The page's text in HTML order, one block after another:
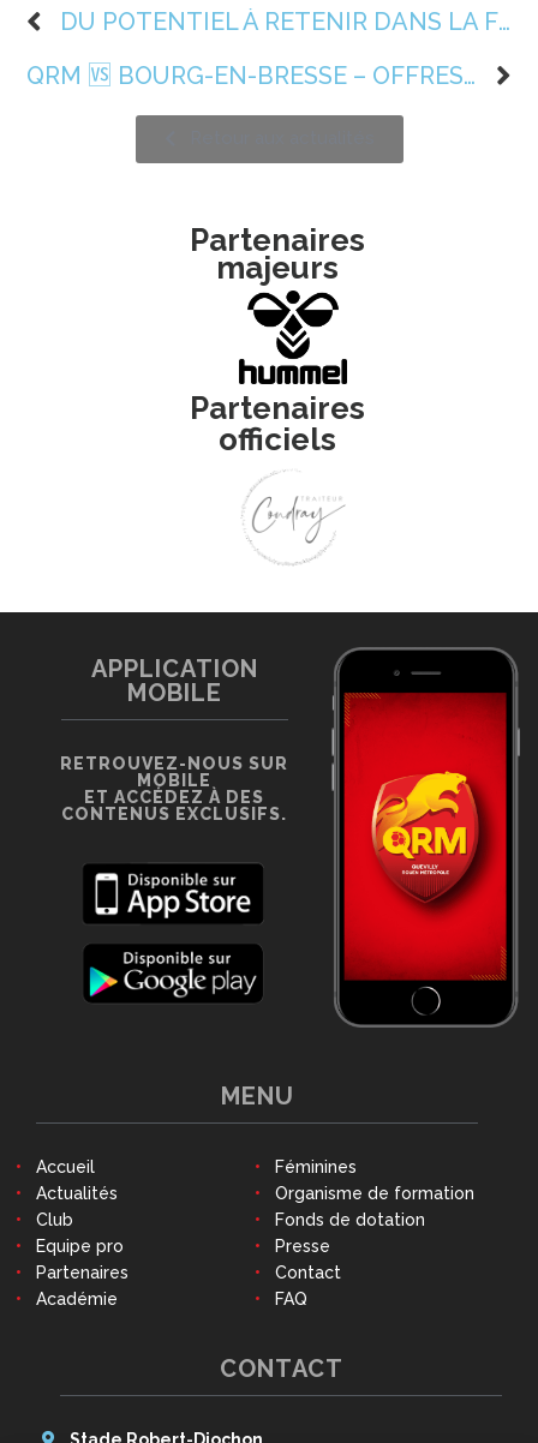
DU POTENTIEL À RETENIR DANS LA FORMATION
QRM 🆚 BOURG-EN-BRESSE – OFFRES FAMILIALES
Partenaires
majeurs
Partenaires
officiels
CONTACT
MENU
Accueil
Actualités
Club
Equipe pro
Partenaires
Académie
Féminines
Organisme de formation
Fonds de dotation
Presse
Contact
FAQ
APPLICATION
MOBILE
RETROUVEZ-NOUS SUR
MOBILE
ET ACCÉDEZ À DES
CONTENUS EXCLUSIFS.